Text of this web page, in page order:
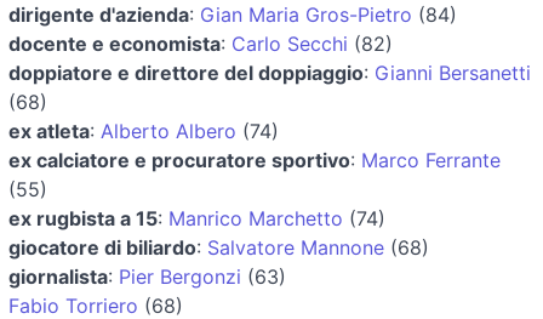
dirigente d'azienda: Gian Maria Gros-Pietro (84)
docente e economista: Carlo Secchi (82)
doppiatore e direttore del doppiaggio: Gianni Bersanetti
(68)
ex atleta: Alberto Albero (74)
ex calciatore e procuratore sportivo: Marco Ferrante
(55)
ex rugbista a 15: Manrico Marchetto (74)
giocatore di biliardo: Salvatore Mannone (68)
giornalista: Pier Bergonzi (63)
Fabio Torriero (68)